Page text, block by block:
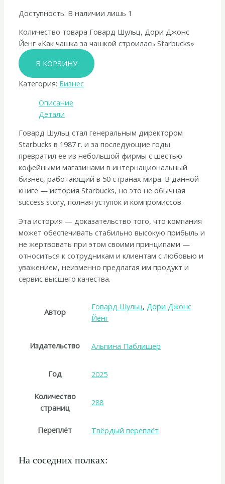
Доступность: В наличии лишь 1
Количество товара Говард Шульц, Дори Джонс
Йенг «Как чашка за чашкой строилась Starbucks»
В КОРЗИНУ
Категория: Бизнес
Описание
Детали
Говард Шульц стал генеральным директором
Starbucks в 1987 г. и за последующие годы
превратил ее из небольшой фирмы с шестью
кофейными магазинами в интернациональный
бизнес, работающий в 50 странах мира. В данной
книге — история Starbucks, но это не обычная
success story, полная уступок и компромиссов.
Эта история — доказательство того, что компания
может обеспечивать стабильно высокую прибыль и
не жертвовать при этом своими принципами —
относиться к сотрудникам и клиентам с любовью и
уважением, неизменно предлагая им продукт и
сервис высшего качества.
Автор
Говард Шульц,Дори Джонс
Йенг
Издательство Альпина Паблишер
Год 2025
Количество
страниц
288
Переплёт Твёрдый переплёт
На соседних полках: